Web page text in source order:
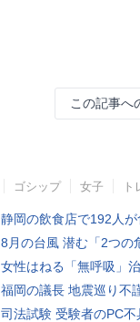
この記事へ
ゴシップ 女子 ト
静岡の飲食店で192人
8月の台風 潜む「2つの
女性はねる「無呼吸」
福岡の議長 地震巡り不
司法試験 受験者のPC